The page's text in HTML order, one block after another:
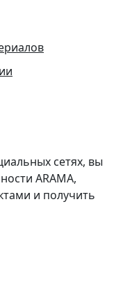
сетях, вы
ARAMA,
и получить